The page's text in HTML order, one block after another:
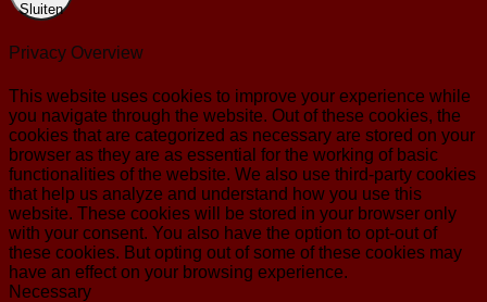
Sluiten
Privacy Overview
This website uses cookies to improve your experience while
you navigate through the website. Out of these cookies, the
cookies that are categorized as necessary are stored on your
browser as they are as essential for the working of basic
functionalities of the website. We also use third-party cookies
that help us analyze and understand how you use this
website. These cookies will be stored in your browser only
with your consent. You also have the option to opt-out of
these cookies. But opting out of some of these cookies may
have an effect on your browsing experience.
Necessary